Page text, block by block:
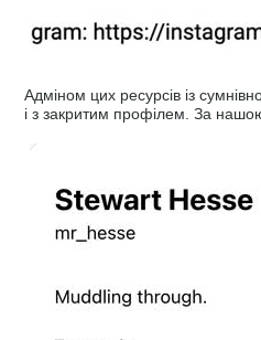
Адміном цих ресурсів із
і з закритим профілем. За